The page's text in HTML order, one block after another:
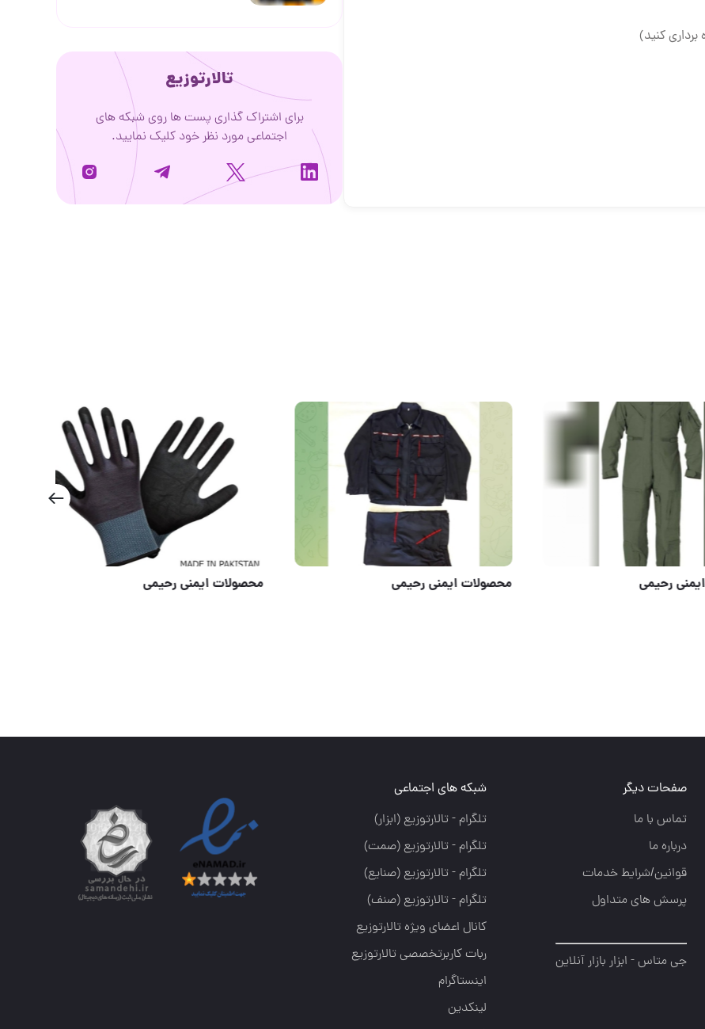
برداری کنید)
تالارتوزیع
برای اشتراک گذاری پست ها روی شبکه های
اجتماعی مورد نظر خود کلیک نمایید.
لاستیکی میهن یزد محصولات ایمنی رحیمی محصولات ایمنی رحیمی
صفحات دیگر
تماس با ما
درباره ما
قوانین/شرایط خدمات
پرسش های متداول
جی متاس - ابزار بازار آنلاین
شبکه های اجتماعی
تلگرام - تالارتوزيع (ابزار)
تلگرام - تالارتوزيع (صمت)
تلگرام - تالارتوزيع (صنايع)
تلگرام - تالارتوزیع (صنف)
کانال اعضای ویژه تالارتوزیع
ربات کاربرتخصصی تالارتوزیع
اینستاگرام
لینکدین